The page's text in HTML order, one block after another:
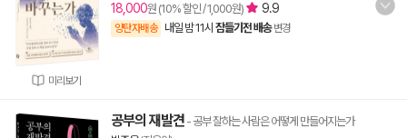
미리보기
18,000원 (10% 할인 / 1,000원) 9.9
양탄자배송 내일 밤 11시 잠들기전 배송 변경
공부의 재발견 - 공부 잘하는 사람은 어떻게 만들어지는가